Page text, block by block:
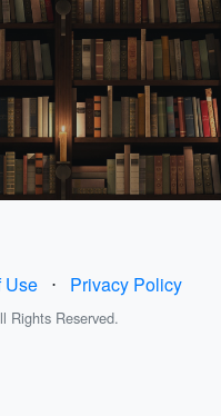
Use ⋅ Privacy Policy
Rights Reserved.